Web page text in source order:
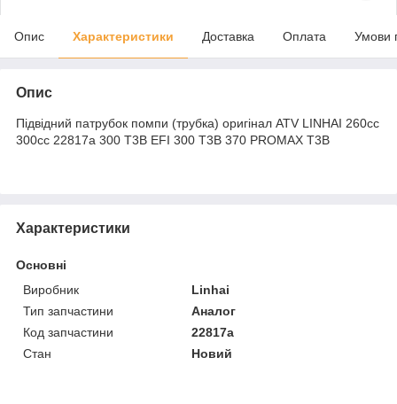
Опис Характеристики Доставка Оплата Умови
Опис
Підвідний патрубок помпи (трубка) оригінал ATV LINHAI 260cc
300cc 22817a 300 T3B EFI 300 T3B 370 PROMAX T3B
Характеристики
Основні
Виробник
Linhai
Тип запчастини
Аналог
Код запчастини
22817a
Стан
Новий